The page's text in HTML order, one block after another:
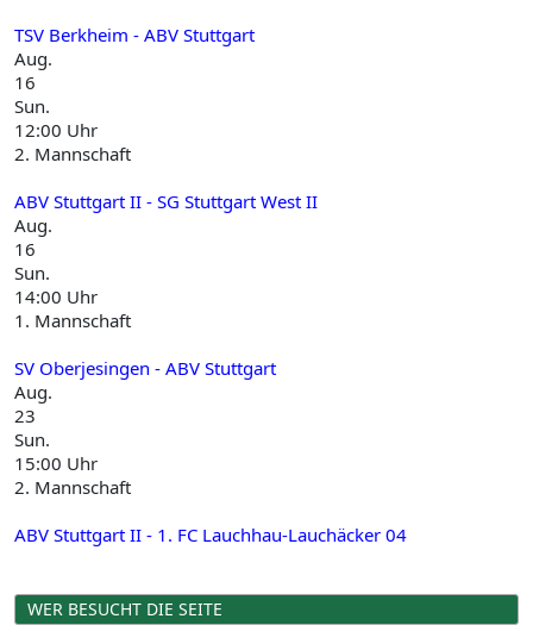
TSV Berkheim - ABV Stuttgart
Aug.
16
Sun.
12:00 Uhr
2. Mannschaft
ABV Stuttgart II - SG Stuttgart West II
Aug.
16
Sun.
14:00 Uhr
1. Mannschaft
SV Oberjesingen - ABV Stuttgart
Aug.
23
Sun.
15:00 Uhr
2. Mannschaft
ABV Stuttgart II - 1. FC Lauchhau-Lauchäcker 04
WER BESUCHT DIE SEITE